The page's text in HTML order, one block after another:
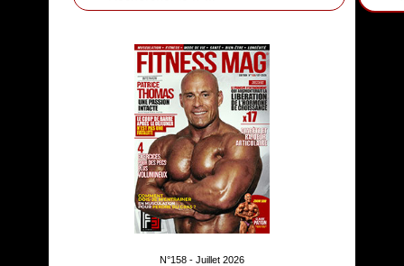
N°158 - Juillet 2026